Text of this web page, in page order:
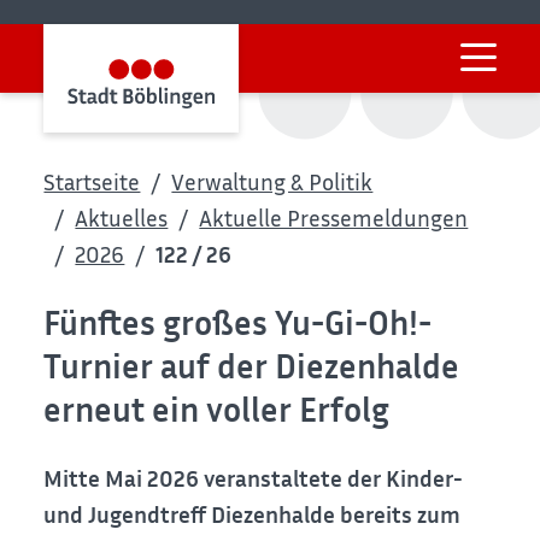
Startseite
Verwaltung & Politik
Aktuelles
Aktuelle Pressemeldungen
2026
122 / 26
Fünftes großes Yu-Gi-Oh!-
Turnier auf der Diezenhalde
erneut ein voller Erfolg
Mitte Mai 2026 veranstaltete der Kinder-
und Jugendtreff Diezenhalde bereits zum